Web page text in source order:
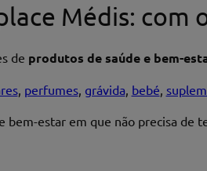
Médis: com
de produtos de saúde e bem-
, perfumes, grávida, bebé,
bem-estar em que não precisa de